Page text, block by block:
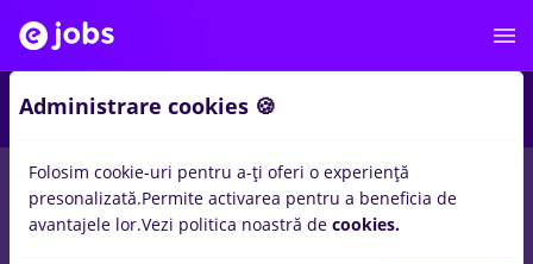
Salarii Remote (de acasă) București Cluj-
Administrare cookies 🍪
Folosim cookie-uri pentru a-ți oferi o experiență
presonalizată.Permite activarea pentru a beneficia de
avantajele lor.Vezi politica noastră de cookies.